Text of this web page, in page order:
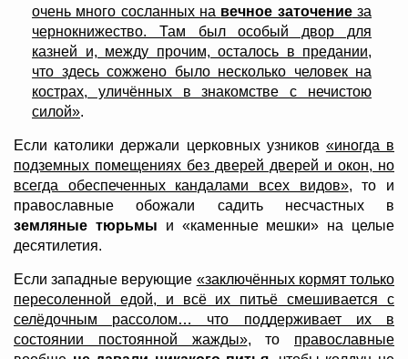
очень много сосланных на вечное заточениеза
чернокнижество. Там был особый двор для
казней и, между прочим, осталось в предании,
что здесь сожжено было несколько человек на
кострах, уличённых в знакомстве с нечистою
силой».
Если католики держали церковных узников «иногда в
подземных помещениях без дверей дверей и окон, но
всегда обеспеченных кандалами всех видов», то и
православные обожали садить несчастных в
земляные тюрьмы и «каменные мешки» на целые
десятилетия.
Если западные верующие «заключённых кормят только
пересоленной едой, и всё их питьё смешивается с
селёдочным рассолом… что поддерживает их в
состоянии постоянной жажды», то православные